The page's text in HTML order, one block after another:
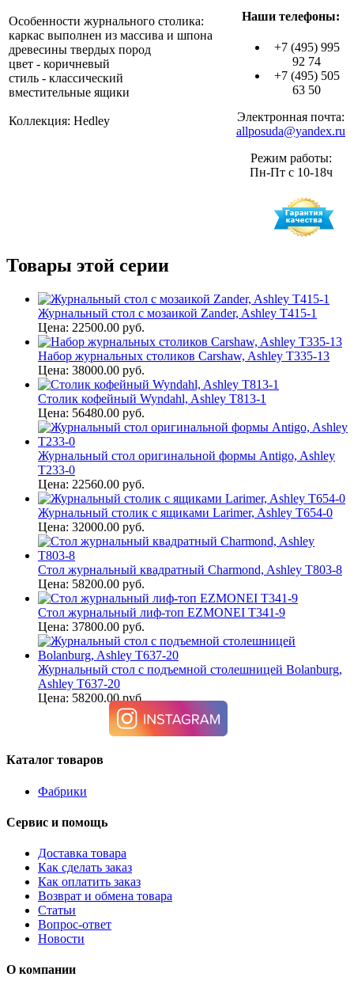
Особенности журнального столика:
каркас выполнен из массива и шпона
древесины твердых пород
цвет - коричневый
стиль - классический
вместительные ящики
Коллекция: Hedley
Наши телефоны:
+7 (495) 995
92 74
+7 (495) 505
63 50
Электронная почта:
allposuda@yandex.ru
Режим работы:
Пн-Пт с 10-18ч
Товары этой серии
Журнальный стол с мозаикой Zander, Ashley T415-1
Цена: 22500.00 руб.
Набор журнальных столиков Carshaw, Ashley T335-13
Цена: 38000.00 руб.
Столик кофейный Wyndahl, Ashley T813-1
Цена: 56480.00 руб.
Журнальный стол оригинальной формы Antigo, Ashley
T233-0
Цена: 22560.00 руб.
Журнальный столик c ящиками Larimer, Ashley T654-0
Цена: 32000.00 руб.
Стол журнальный квадратный Charmond, Ashley T803-8
Цена: 58200.00 руб.
Стол журнальный лиф-топ EZMONEI T341-9
Цена: 37800.00 руб.
Журнальный стол с подъемной столешницей Bolanburg,
Ashley T637-20
Цена: 58200.00 руб.
Каталог товаров
Фабрики
Сервис и помощь
Доставка товара
Как сделать заказ
Как оплатить заказ
Возврат и обмена товара
Статьи
Вопрос-ответ
Новости
О компании